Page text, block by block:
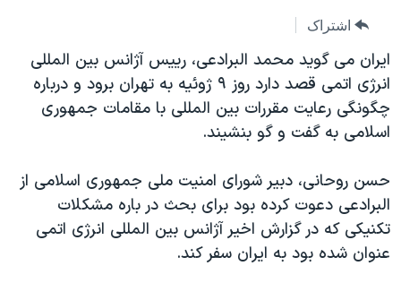
اصلی
جهش
به
جستجو
گزیده‌ها
ویژه برنامه‌ها
ویدیوها
فرهنگ و زندگی
حقوق شهروندی
اقتصادی
صفحه‌های ویژه
عملیات خشم حماسی
۲۵۰سالگی آمریکا
بایگانی برنامه‌های تلویزیونی
انتخابات ریاست جمهوری آمریکا ۲۰۲۴
حمله جمهوری اسلامی به اسرائیل
فرکانس‌های صدای آمریکا
پخش رادیویی
یادگیری زبان انگلیسی
اشتراک
ايران می گويد محمد البرادعی، رييس آژانس بين المللی
انرژی اتمی قصد دارد روز ٩ ژوئيه به تهران برود و درباره
چگونگی رعايت مقررات بين المللی با مقامات جمهوری
اسلامی به گفت و گو بنشيند.
حسن روحانی، دبير شورای امنيت ملی جمهوری اسلامی از
البرادعی دعوت کرده بود برای بحث در باره مشکلات
تکنيکی که در گزارش اخير آژانس بين المللی انرژی اتمی
عنوان شده بود به ايران سفر کند.